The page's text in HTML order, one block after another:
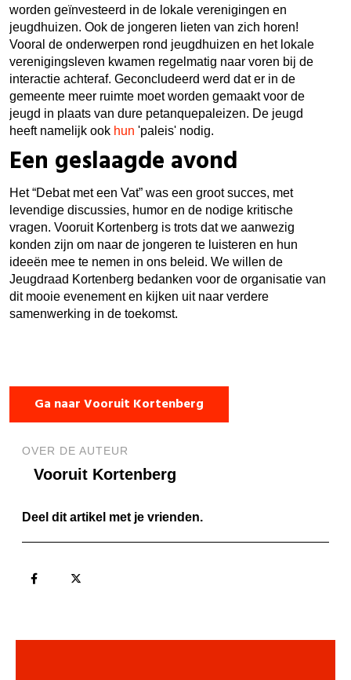
worden geïnvesteerd in de lokale verenigingen en
jeugdhuizen. Ook de jongeren lieten van zich horen!
Vooral de onderwerpen rond jeugdhuizen en het lokale
verenigingsleven kwamen regelmatig naar voren bij de
interactie achteraf. Geconcludeerd werd dat er in de
gemeente meer ruimte moet worden gemaakt voor de
jeugd in plaats van dure petanquepaleizen. De jeugd
heeft namelijk ook hun 'paleis' nodig.
Een geslaagde avond
Het “Debat met een Vat” was een groot succes, met
levendige discussies, humor en de nodige kritische
vragen. Vooruit Kortenberg is trots dat we aanwezig
konden zijn om naar de jongeren te luisteren en hun
ideeën mee te nemen in ons beleid. We willen de
Jeugdraad Kortenberg bedanken voor de organisatie van
dit mooie evenement en kijken uit naar verdere
samenwerking in de toekomst.
Ga naar Vooruit Kortenberg
OVER DE AUTEUR
Vooruit Kortenberg
Deel dit artikel met je vrienden.